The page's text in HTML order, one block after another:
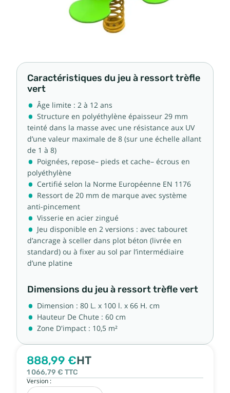
Caractéristiques du jeu à ressort trèfle
vert
Âge limite : 2 à 12 ans
Structure en polyéthylène épaisseur 29 mm
teinté dans la masse avec une résistance aux UV
d’une valeur maximale de 8 (sur une échelle allant
de 1 à 8)
Poignées, repose– pieds et cache– écrous en
polyéthylène
Certifié selon la Norme Européenne EN 1176
Ressort de 20 mm de marque avec système
anti-pincement
Visserie en acier zingué
Jeu disponible en 2 versions : avec tabouret
d’ancrage à sceller dans plot béton (livrée en
standard) ou à fixer au sol par l’intermédiaire
d’une platine
Dimensions du jeu à ressort trèfle vert
Dimension : 80 L. x 100 l. x 66 H. cm
Hauteur De Chute : 60 cm
Zone D'impact : 10,5 m²
888,99 €HT
1 066,79 € TTC
Version :